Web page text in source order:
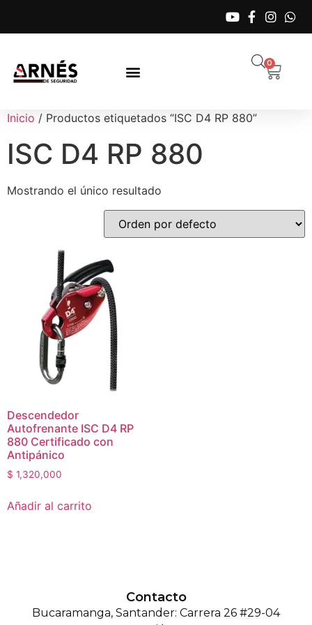
0
Inicio / Productos etiquetados “ISC D4 RP 880”
ISC D4 RP 880
Mostrando el único resultado
Descendedor
Autofrenante ISC D4 RP
880 Certificado con
Antipánico
$ 1,320,000
Añadir al carrito
Contacto
Bucaramanga, Santander: Carrera 26 #29-04